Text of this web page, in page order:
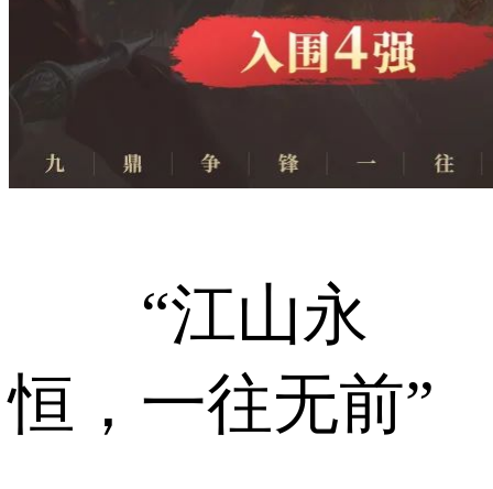
“江山永
恒，一往无前”